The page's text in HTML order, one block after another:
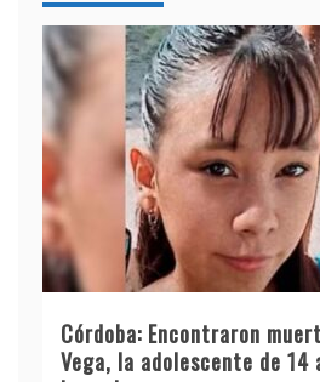
Córdoba: Encontraron
Vega, la adolescente de 14